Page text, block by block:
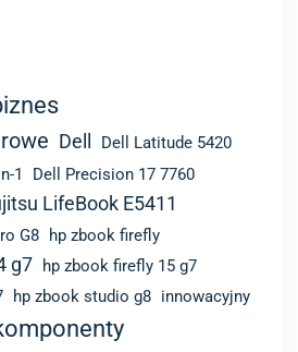
Dell
Dell Latitude 5420
1
Dell Precision 17 7760
LifeBook E5411
G8 hp zbook firefly
g7
hp zbook firefly 15 g7
hp zbook studio g8 innowacyjny